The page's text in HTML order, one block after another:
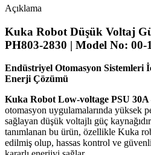
Açıklama
Kuka Robot Düşük Voltaj
PH803-2830 | Model No: 00-
Endüstriyel Otomasyon Sistemleri
Enerji Çözümü
Kuka Robot Low-voltage PSU 30A
otomasyon uygulamalarında yüksek
sağlayan düşük voltajlı güç
tanımlanan bu ürün, özellikle Kuka
edilmiş olup, hassas kontrol ve